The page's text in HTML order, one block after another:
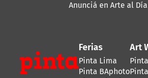
Anunciá en Arte al Día
Ferias
Pinta Lima
Pinta BAphoto
Art